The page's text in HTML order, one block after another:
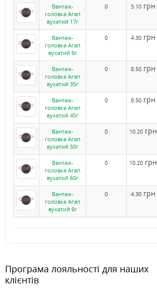
Вантаж-
головка Агап
вухатий 17г
0 5.10 грн
Вантаж-
головка Агап
вухатий 6г
0 4.30 грн
Вантаж-
головка Агап
вухатий 35г
0 8.50 грн
Вантаж-
головка Агап
вухатий 45г
0 8.50 грн
Вантаж-
головка Агап
вухатий 50г
0 10.20 грн
Вантаж-
головка Агап
вухатий 60г
0 10.20 грн
Вантаж-
головка Агап
вухатий 8г
0 4.30 грн
Програма лояльності для наших
клієнтів